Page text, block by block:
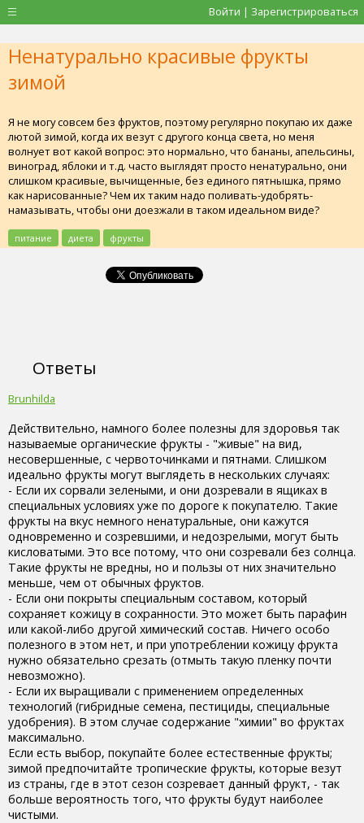
Войти | Зарегистрироваться
Ненатурально красивые фрукты
зимой
Я не могу совсем без фруктов, поэтому регулярно покупаю их даже
лютой зимой, когда их везут с другого конца света, но меня
волнует вот какой вопрос: это нормально, что бананы, апельсины,
виноград, яблоки и т.д. часто выглядят просто ненатурально, они
слишком красивые, вычищенные, без единого пятнышка, прямо
как нарисованные? Чем их таким надо поливать-удобрять-
намазывать, чтобы они доезжали в таком идеальном виде?
питание диета фрукты
Ответы
Brunhilda
Действительно, намного более полезны для здоровья так
называемые органические фрукты - "живые" на вид,
несовершенные, с червоточинками и пятнами. Слишком
идеально фрукты могут выглядеть в нескольких случаях:
- Если их сорвали зелеными, и они дозревали в ящиках в
специальных условиях уже по дороге к покупателю. Такие
фрукты на вкус немного ненатуральные, они кажутся
одновременно и созревшими, и недозрелыми, могут быть
кисловатыми. Это все потому, что они созревали без солнца.
Такие фрукты не вредны, но и пользы от них значительно
меньше, чем от обычных фруктов.
- Если они покрыты специальным составом, который
сохраняет кожицу в сохранности. Это может быть парафин
или какой-либо другой химический состав. Ничего особо
полезного в этом нет, и при употреблении кожицу фрукта
нужно обязательно срезать (отмыть такую пленку почти
невозможно).
- Если их выращивали с применением определенных
технологий (гибридные семена, пестициды, специальные
удобрения). В этом случае содержание "химии" во фруктах
максимально.
Если есть выбор, покупайте более естественные фрукты;
зимой предпочитайте тропические фрукты, которые везут
из страны, где в этот сезон созревает данный фрукт, - так
больше вероятность того, что фрукты будут наиболее
чистыми.